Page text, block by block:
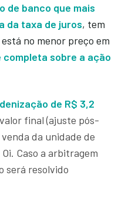
de banco que mais
da taxa de juros, tem
no menor preço em
completa sobre a ação
de R$ 3,2
final (ajuste pós-
da unidade de
Caso a arbitragem
será resolvido